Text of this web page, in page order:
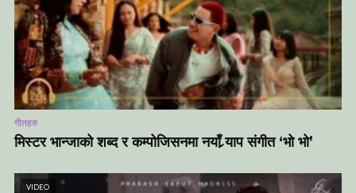
गीतहरु
मिस्टर भान्जाको शब्द र कम्पोजिसनमा नयाँ र्‍याप संगीत ‘भो भो’
VIDEO